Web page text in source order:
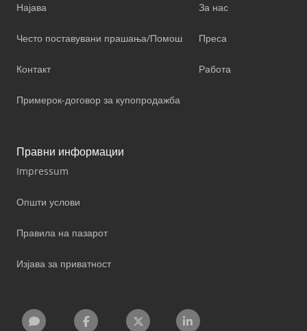
Најава
Често поставувани прашања/Помош
Контакт
Примерок-договор за купопродажба
За нас
Преса
Работа
Правни информации
Impressum
Општи услови
Правила на пазарот
Изјава за приватност